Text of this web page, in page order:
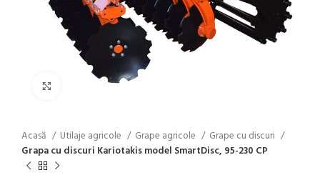
Click to enlarge
Acasă Utilaje agricole Grape agricole
Grape cu discuri
Grapa cu discuri Kariotakis model SmartDisc, 95-230 CP